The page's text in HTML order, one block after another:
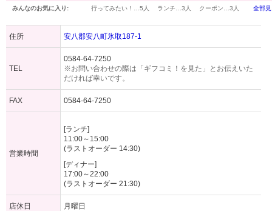
みんなのお気に入り: 行ってみたい！… 5人 ランチ… 3人 クーポン… 3人 全部
住所 安八郡安八町氷取187-1
TEL
0584-64-7250
※お問い合わせの際は「ギフコミ！を見た」とお伝えいた
だければ幸いです。
FAX 0584-64-7250
営業時間
[ランチ]
11:00～15:00
(ラストオーダー 14:30)
[ディナー]
17:00～22:00
(ラストオーダー 21:30)
店休日 月曜日